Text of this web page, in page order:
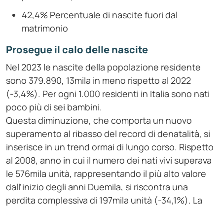
42,4% Percentuale di nascite fuori dal
matrimonio
Prosegue il calo delle nascite
Nel 2023 le nascite della popolazione residente
sono 379.890, 13mila in meno rispetto al 2022
(-3,4%). Per ogni 1.000 residenti in Italia sono nati
poco più di sei bambini.
Questa diminuzione, che comporta un nuovo
superamento al ribasso del record di denatalità, si
inserisce in un trend ormai di lungo corso. Rispetto
al 2008, anno in cui il numero dei nati vivi superava
le 576mila unità, rappresentando il più alto valore
dall’inizio degli anni Duemila, si riscontra una
perdita complessiva di 197mila unità (-34,1%). La